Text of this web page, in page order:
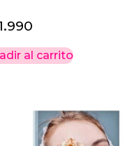
al carrito